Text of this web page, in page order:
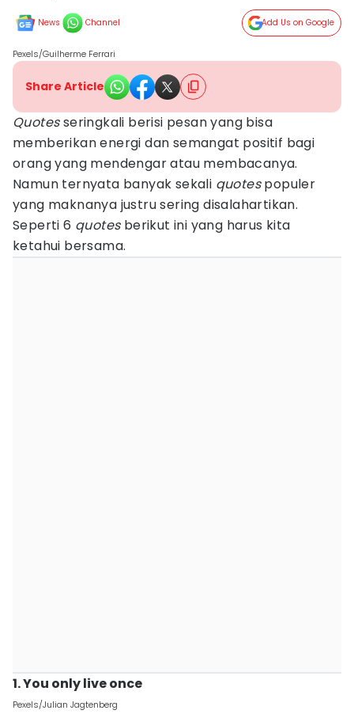
News Channel Add Us on Google
Pexels/Guilherme Ferrari
Share Article
Quotesseringkali berisi pesan yang bisa
memberikan energi dan semangat positif bagi
orang yang mendengar atau membacanya.
Namun ternyata banyak sekali quotespopuler
yang maknanya justru sering disalahartikan.
Seperti 6 quotesberikut ini yang harus kita
ketahui bersama.
1. You only live once
Pexels/Julian Jagtenberg